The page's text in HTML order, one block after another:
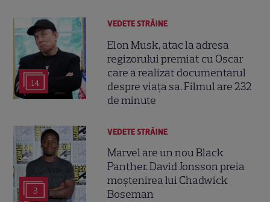
14
VEDETE STRĂINE
Elon Musk, atac la adresa
regizorului premiat cu Oscar
care a realizat documentarul
despre viața sa. Filmul are 232
de minute
3
VEDETE STRĂINE
Marvel are un nou Black
Panther. David Jonsson preia
moștenirea lui Chadwick
Boseman